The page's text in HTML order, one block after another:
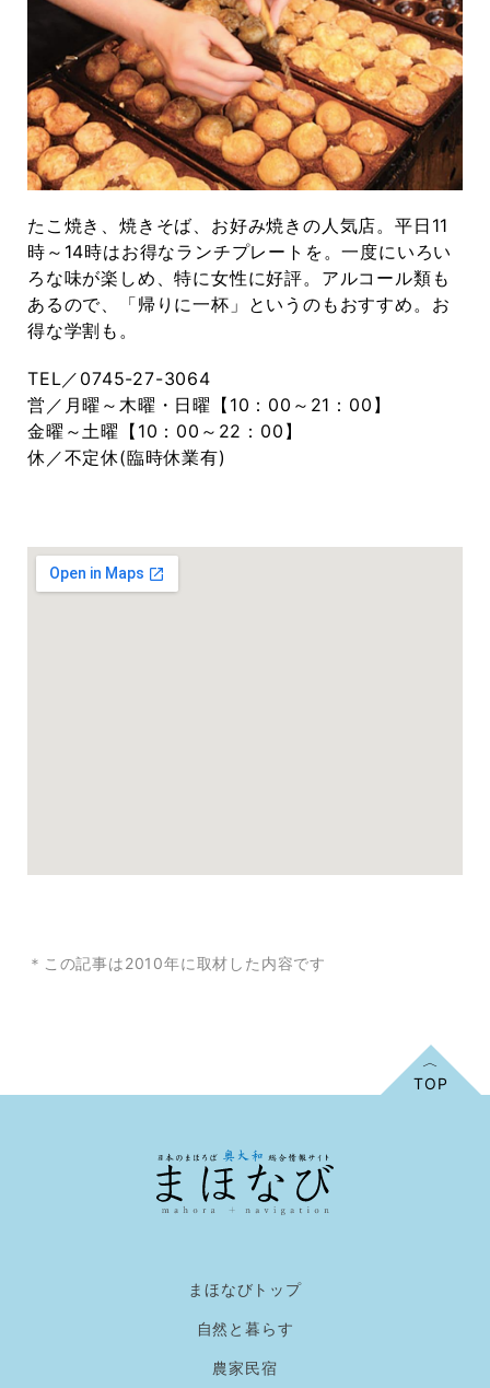
たこ焼き、焼きそば、お好み焼きの人気店。平日11
時～14時はお得なランチプレートを。一度にいろい
ろな味が楽しめ、特に女性に好評。アルコール類も
あるので、「帰りに一杯」というのもおすすめ。お
得な学割も。
TEL／0745-27-3064
営／月曜～木曜・日曜【10：00～21：00】
金曜～土曜【10：00～22：00】
休／不定休(臨時休業有)
＊この記事は2010年に取材した内容です
まほなびトップ
自然と暮らす
農家民宿